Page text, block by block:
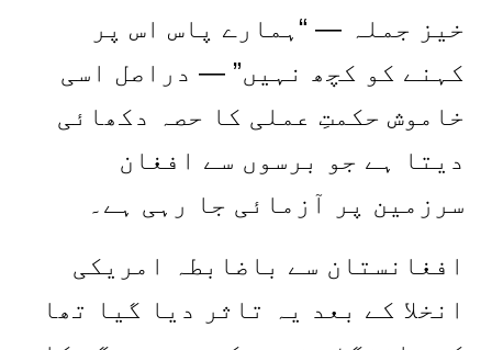
خیز جملہ — “ہمارے پاس اس پر
کہنے کو کچھ نہیں” — دراصل اسی
خاموش حکمتِ عملی کا حصہ دکھائی
دیتا ہے جو برسوں سے افغان
سرزمین پر آزمائی جا رہی ہے۔
افغانستان سے باضابطہ امریکی
انخلا کے بعد یہ تاثر دیا گیا تھا